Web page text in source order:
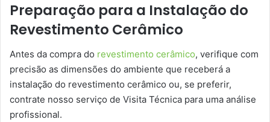
Preparação para a Instalação do
Revestimento Cerâmico
Antes da compra do revestimento cerâmico, verifique com
precisão as dimensões do ambiente que receberá a
instalação do revestimento cerâmico ou, se preferir,
contrate nosso serviço de Visita Técnica para uma análise
profissional.